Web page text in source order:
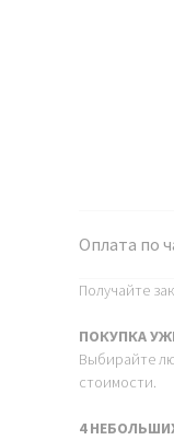
Оплата по
Получайте
ПОКУПКА
Выбирайте
стоимости.
4